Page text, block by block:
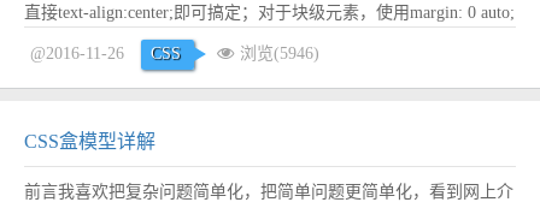
直接text-align:center;即可搞定；对于块级元素，使用margin: 0 auto;
也可以搞定； 还有其它一些方法，比如借助绝对定位等，不过更
麻烦也不太推荐，所以不讲。 垂直...
阅读全文
@2016-11-26 CSS 浏览(5946)
CSS盒模型详解
前言我喜欢把复杂问题简单化，把简单问题更简单化，看到网上介